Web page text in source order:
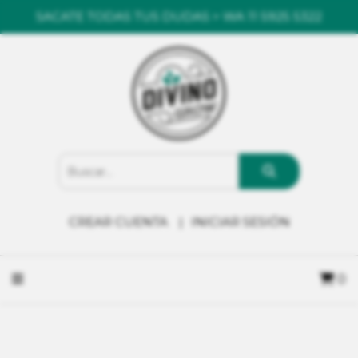
SACATE TODAS TUS DUDAS > WA 11 5925 5322
CREAR CUENTA INICIAR SESIÓN